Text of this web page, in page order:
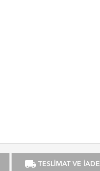
local_shipping TESLİMAT VE İADE